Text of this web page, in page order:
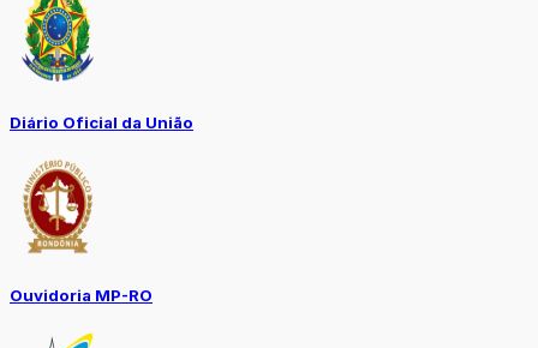
Diário Oficial da União
Ouvidoria MP-RO